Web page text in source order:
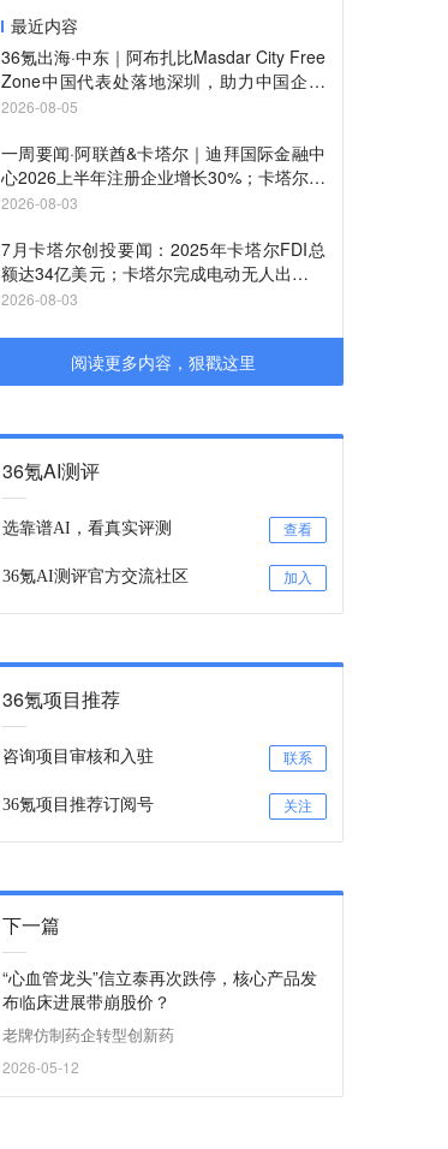
最近内容
36氪出海·中东｜阿布扎比Masdar City Free
Zone中国代表处落地深圳，助力中国企业
布局中东市场
2026-08-05
一周要闻·阿联酋&卡塔尔｜迪拜国际金融中
心2026上半年注册企业增长30%；卡塔尔自
由区管理局推出卡塔尔钻石交易所
2026-08-03
7月卡塔尔创投要闻：2025年卡塔尔FDI总
额达34亿美元；卡塔尔完成电动无人出租车
试运行
2026-08-03
阅读更多内容，狠戳这里
36氪AI测评
选靠谱AI，看真实评测 查看
36氪AI测评官方交流社区 加入
36氪项目推荐
咨询项目审核和入驻 联系
36氪项目推荐订阅号 关注
下一篇
“心血管龙头”信立泰再次跌停，核心产品发
布临床进展带崩股价？
老牌仿制药企转型创新药
2026-05-12